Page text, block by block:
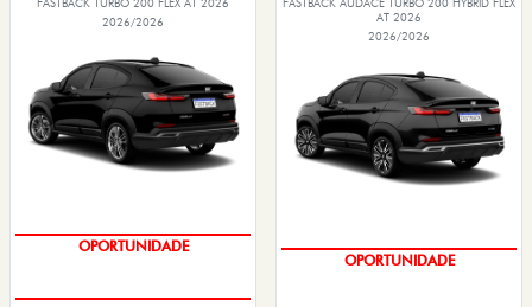
FASTBACK TURBO 200 FLEX AT 2026
2026/2026
OPORTUNIDADE
FASTBACK AUDACE TURBO 200 HYBRID FLEX
AT 2026
2026/2026
OPORTUNIDADE